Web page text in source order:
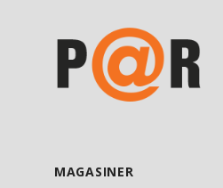
MAGASINER